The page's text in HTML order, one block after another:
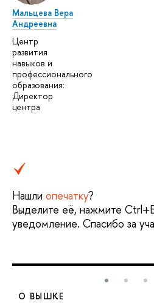
Мальцева Вера
Андреевна
Центр
развития
навыков и
профессионального
образования:
Директор
центра
Нашли опечатку?
Выделите её, нажмите
уведомление. Спасибо за
О ВЫШКЕ